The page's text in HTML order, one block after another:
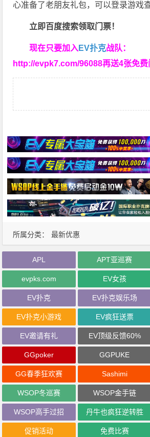
心准备了老朋友礼包，可以登录游戏
立即百度搜索领取门票！
现在只要加入EV扑克战队：
http://evpk7.com/96088再送4张免费
所属分类： 最新优惠
APL APT亚巡赛
evpks.com EV女孩
EV扑克 EV扑克娱乐场
EV扑克小游戏 EV疯狂送票
EV邀请有礼 EV顶级反馈60%
GGpoker GGPUKE
GG春季狂欢赛 Sashimi
WSOP冬巡赛 WSOP金手链
WSOP高手过招 丹牛也疯狂逆转胜
促销活动 免费比赛